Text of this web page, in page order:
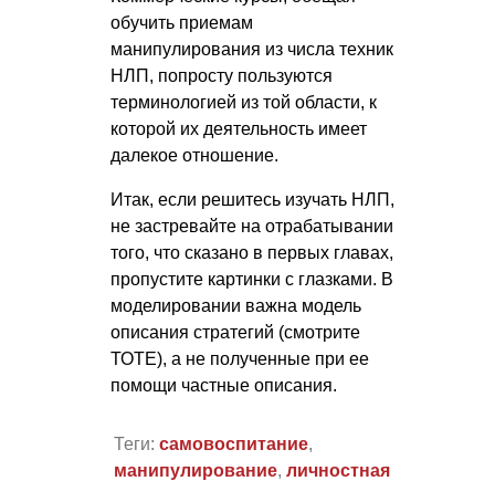
обучить приемам
манипулирования из числа техник
НЛП, попросту пользуются
терминологией из той области, к
которой их деятельность имеет
далекое отношение.
Итак, если решитесь изучать НЛП,
не застревайте на отрабатывании
того, что сказано в первых главах,
пропустите картинки с глазками. В
моделировании важна модель
описания стратегий (смотрите
ТОТЕ), а не полученные при ее
помощи частные описания.
Теги: самовоспитание,
манипулирование, личностная